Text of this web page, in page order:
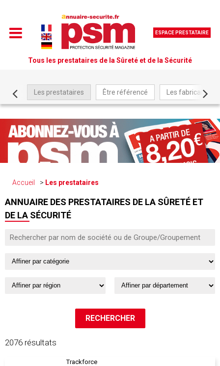
ESPACE PRESTATAIRE
Tous les prestataires de la Sûreté et de la Sécurité
Les prestataires Être référencé Les fabricants
Accueil Les prestataires
ANNUAIRE DES PRESTATAIRES DE LA SÛRETÉ ET
DE LA SÉCURITÉ
2076 résultats
Trackforce